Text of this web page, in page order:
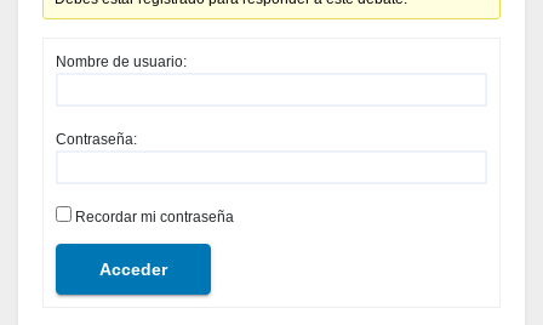
Nombre de usuario:
Contraseña:
Recordar mi contraseña
Acceder